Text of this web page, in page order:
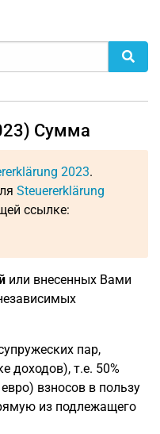
Сумма
2023.
Steuererklärung
ссылке:
или внесенных Вами
пар,
доходов), т.е. 50%
взносов в пользу
из подлежащего